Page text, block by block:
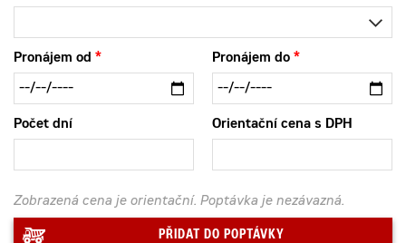
Pronájem od Pronájem do
Počet dní Orientační cena s DPH
Zobrazená cena je orientační. Poptávka je nezávazná.
PŘIDAT DO POPTÁVKY